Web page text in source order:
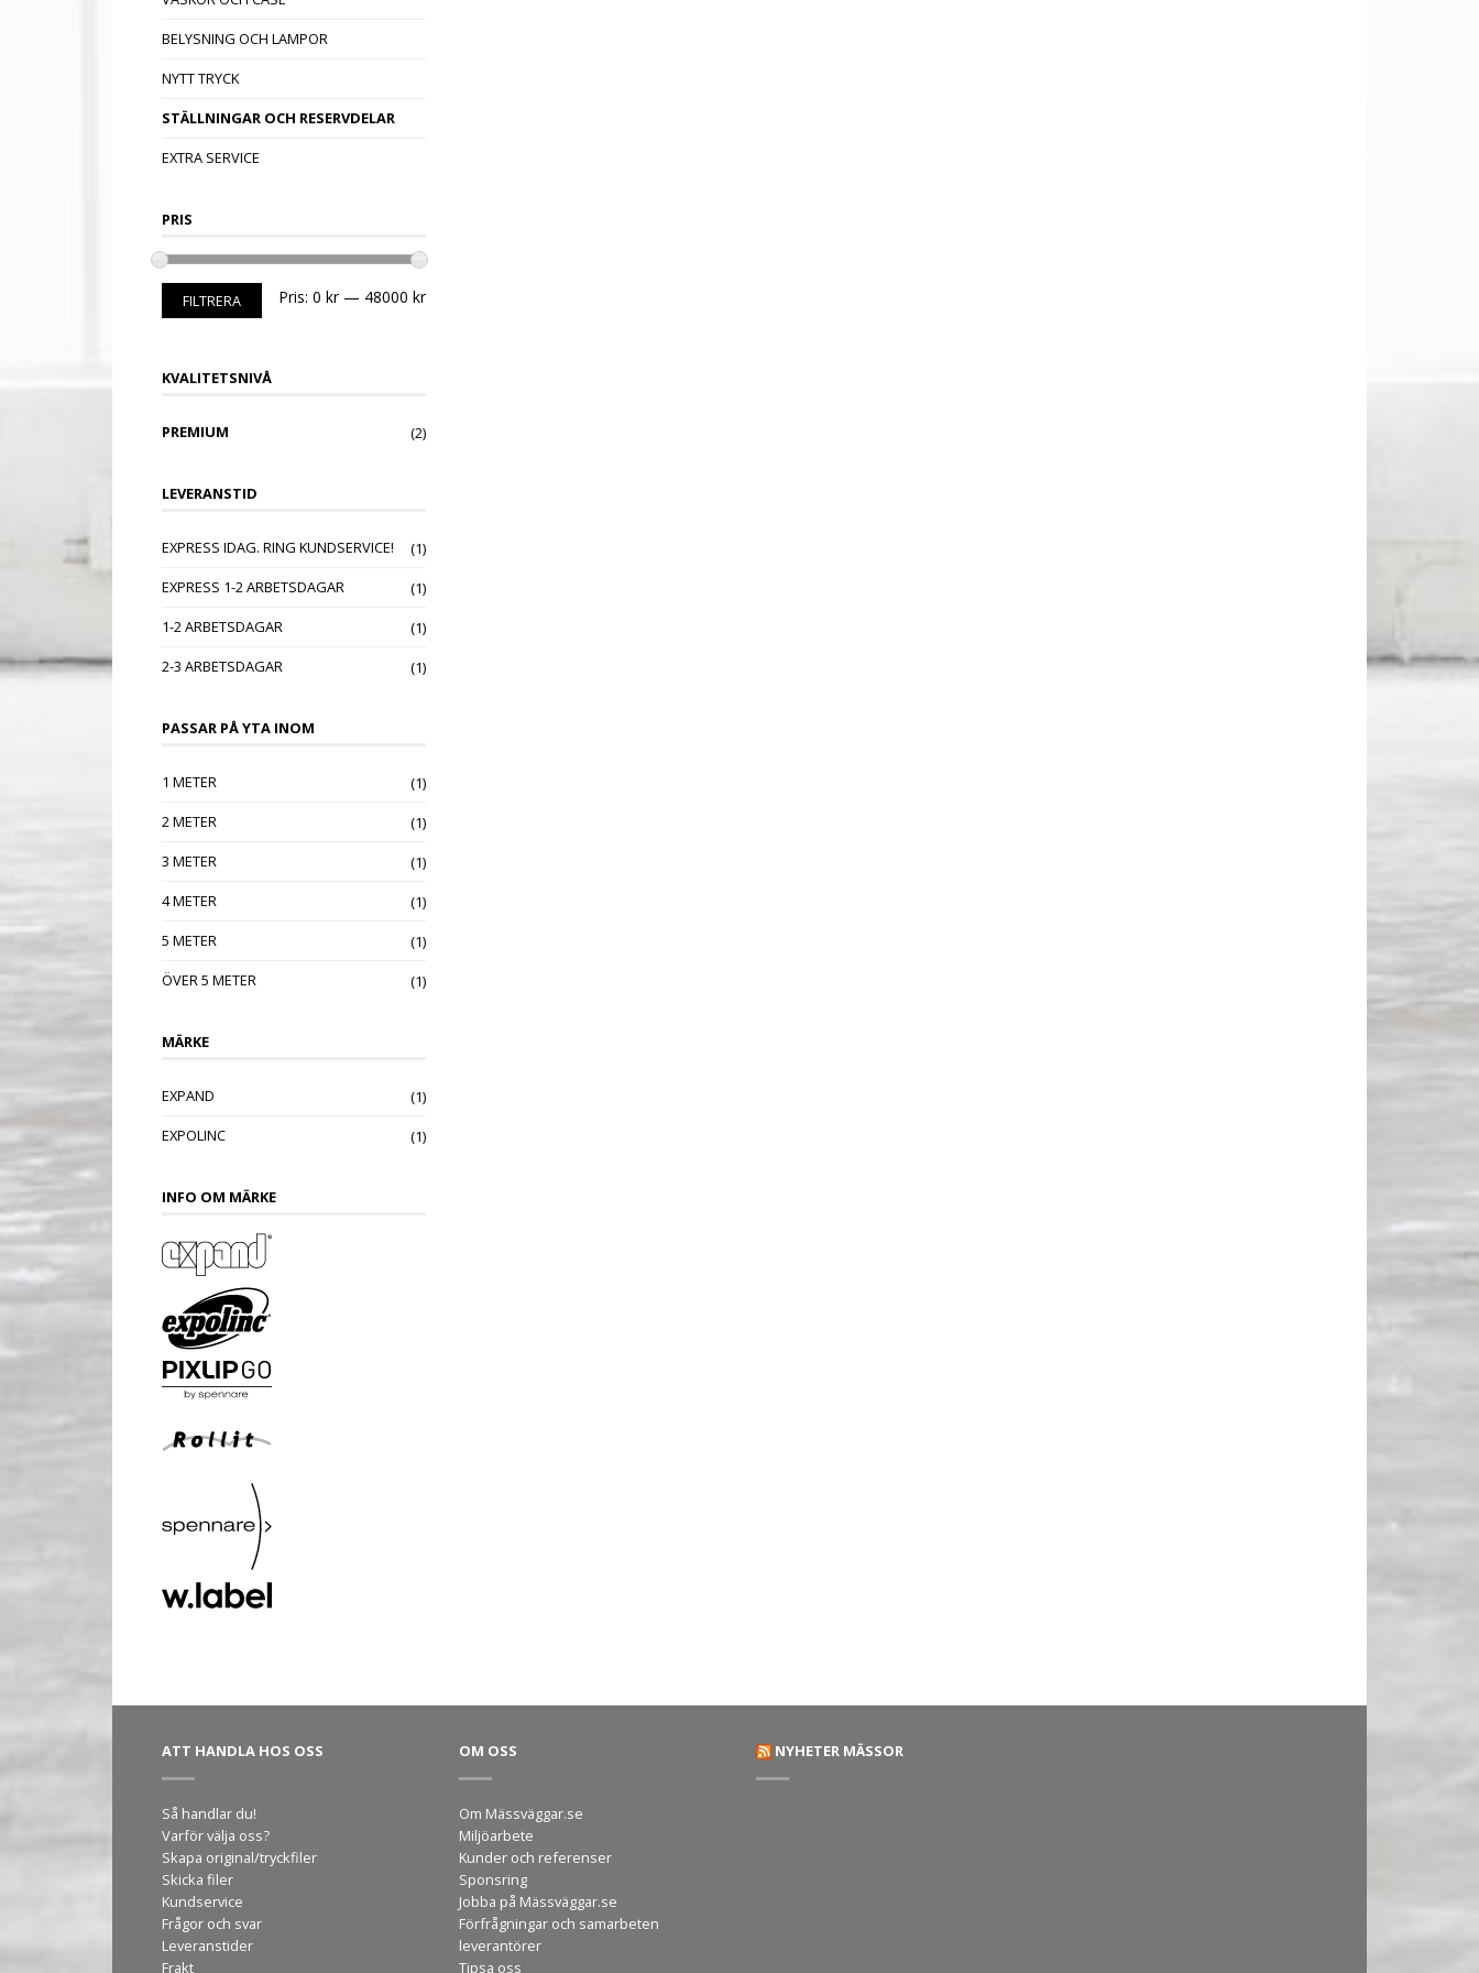
BELYSNING OCH LAMPOR
NYTT TRYCK
STÄLLNINGAR OCH RESERVDELAR
EXTRA SERVICE
PRIS
FILTRERA Pris: 0 kr— 48000 kr
KVALITETSNIVÅ
PREMIUM (2)
LEVERANSTID
EXPRESS IDAG. RING KUNDSERVICE!
(1)
EXPRESS 1-2 ARBETSDAGAR
(1)
1-2 ARBETSDAGAR
(1)
2-3 ARBETSDAGAR
(1)
PASSAR PÅ YTA INOM
1 METER
(1)
2 METER
(1)
3 METER
(1)
4 METER
(1)
5 METER
(1)
ÖVER 5 METER
(1)
MÄRKE
EXPAND
(1)
EXPOLINC
(1)
INFO OM MÄRKE
ATT HANDLA HOS OSS
Så handlar du!
Varför välja oss?
Skapa original/tryckfiler
Skicka filer
Kundservice
Frågor och svar
Leveranstider
Frakt
OM OSS
Om Mässväggar.se
Miljöarbete
Kunder och referenser
Sponsring
Jobba på Mässväggar.se
Förfrågningar och samarbeten
leverantörer
Tipsa oss
NYHETER MÄSSOR